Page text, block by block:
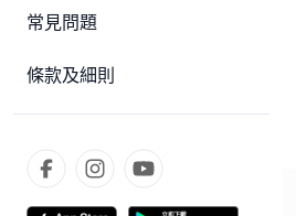
常見問題
條款及細則